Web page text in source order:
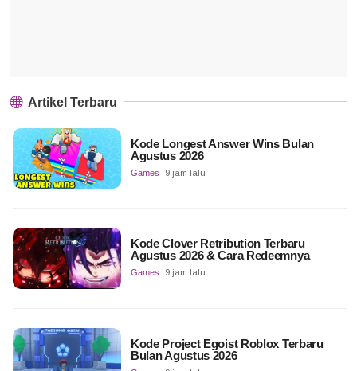
Artikel Terbaru
Kode Longest Answer Wins Bulan
Agustus 2026
Games 9 jam lalu
Kode Clover Retribution Terbaru
Agustus 2026 & Cara Redeemnya
Games 9 jam lalu
Kode Project Egoist Roblox Terbaru
Bulan Agustus 2026